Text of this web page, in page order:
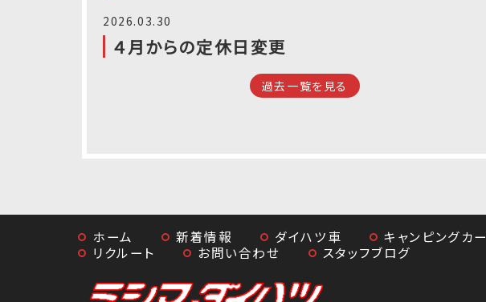
2026.03.30
４月からの定休日変更
過去一覧を見る
ホーム 新着情報 ダイハツ車 キャンピングカー
リクルート
お問い合わせ スタッフブログ